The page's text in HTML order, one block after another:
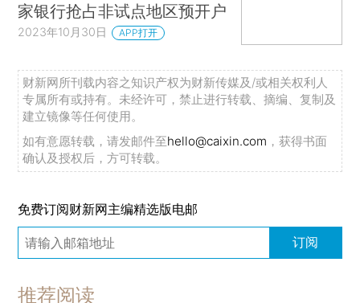
家银行抢占非试点地区预开户
2023年10月30日 APP打开
财新网所刊载内容之知识产权为财新传媒及/或相关权利人
专属所有或持有。未经许可，禁止进行转载、摘编、复制及
建立镜像等任何使用。
如有意愿转载，请发邮件至hello@caixin.com ，获得书面
确认及授权后，方可转载。
免费订阅财新网主编精选版电邮
订阅
推荐阅读